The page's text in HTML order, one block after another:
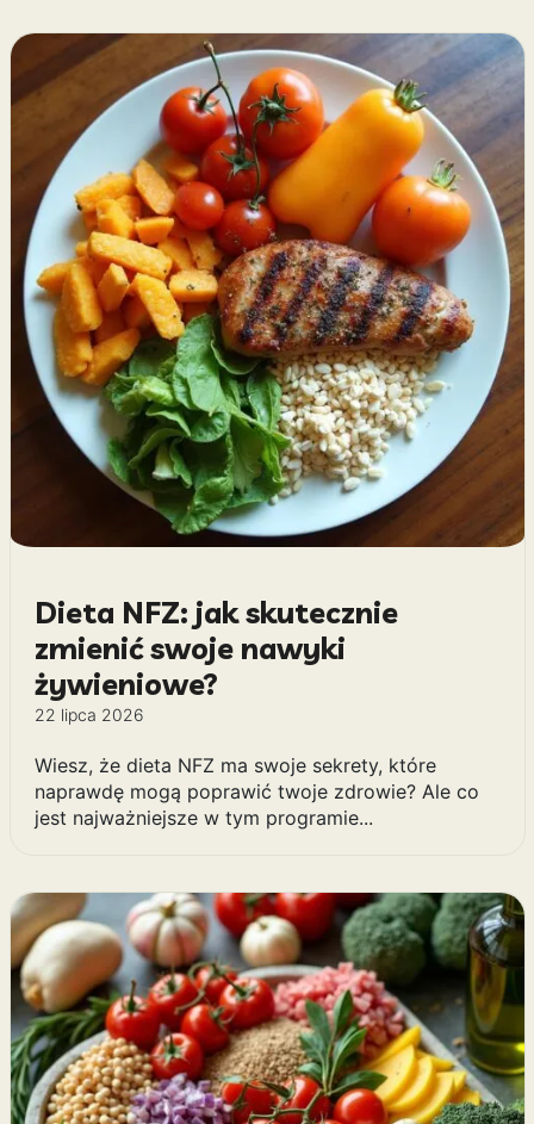
Dieta NFZ: jak skutecznie
zmienić swoje nawyki
żywieniowe?
22 lipca 2026
Wiesz, że dieta NFZ ma swoje sekrety, które
naprawdę mogą poprawić twoje zdrowie? Ale co
jest najważniejsze w tym programie...